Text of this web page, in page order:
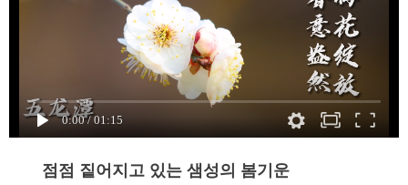
0:00/01:15
점점 짙어지고 있는 샘성의 봄기운